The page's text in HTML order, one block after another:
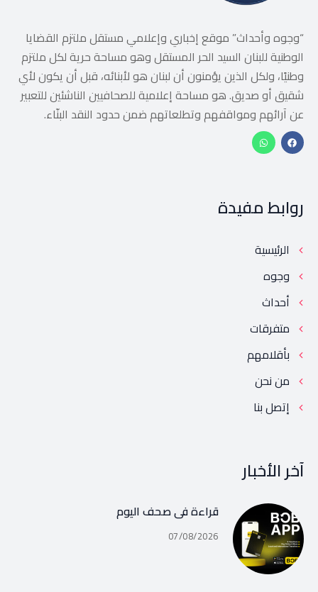
“وجوه وأحداث” موقع إخباري وإعلامي مستقل ملتزم القضايا
الوطنية للبنان السيد الحر المستقل وهو مساحة حرية لكل ملتزم
وطنيًا، ولكل الذين يؤمنون أن لبنان هو لأبنائه، قبل أن يكون لأي
شقيق أو صديق. هو مساحة إعلامية للصحافيين الناشئين للتعبير
عن آرائهم ومواقفهم وتطلعاتهم ضمن حدود النقد البنّاء.
روابط مفيدة
الرئيسية
وجوه
أحداث
متفرقات
بأقلامهم
من نحن
إتصل بنا
آخر الأخبار
قراءة في صحف اليوم
07/08/2026